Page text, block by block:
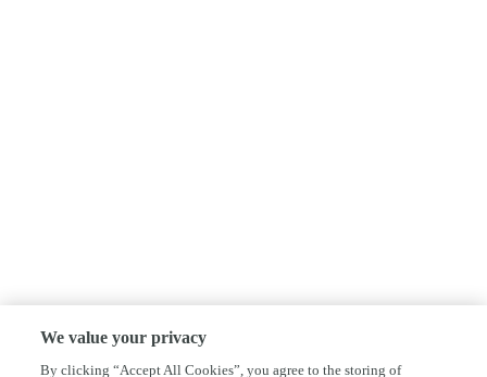
We value your privacy
By clicking “Accept All Cookies”, you agree to the storing of